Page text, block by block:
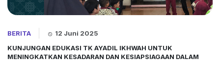
BERITA
12 Juni 2025
KUNJUNGAN EDUKASI TK AYADIL IKHWAH UNTUK
MENINGKATKAN KESADARAN DAN KESIAPSIAGAAN DALAM